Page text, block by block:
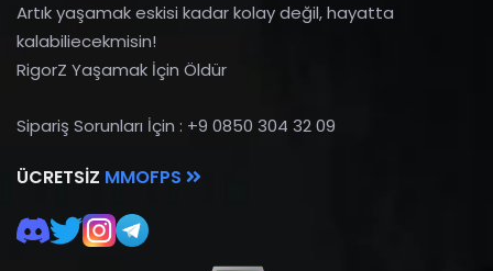
Artık yaşamak eskisi kadar kolay değil, hayatta
kalabiliecekmisin!
RigorZ Yaşamak İçin Öldür
Sipariş Sorunları İçin : +9 0850 304 32 09
ÜCRETSIZ MMOFPS